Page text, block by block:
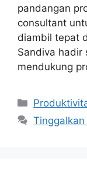
pandangan
consultant
diambil tepat
Sandiva hadir
mendukung
Kategori